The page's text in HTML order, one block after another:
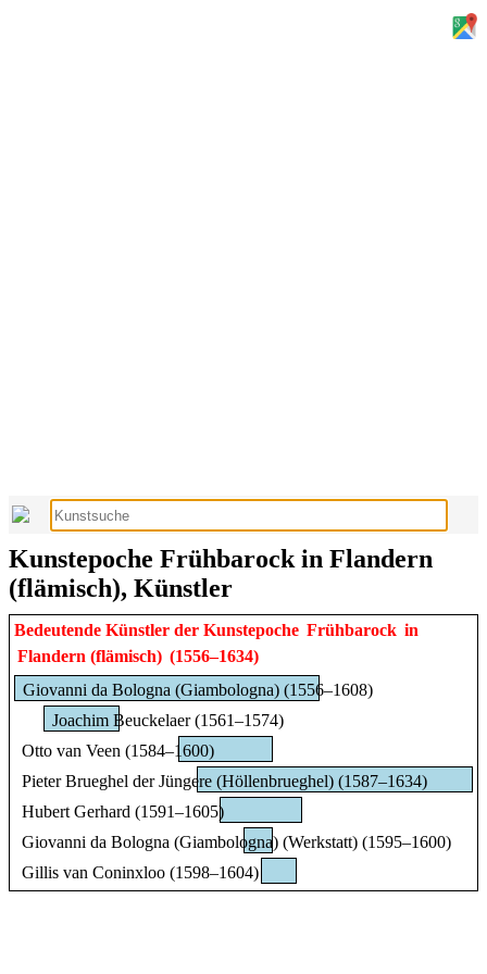
Kunstepoche Frühbarock in Flandern
(flämisch), Künstler
Bedeutende Künstler der Kunstepoche Frühbarock in
Flandern (flämisch) (1556–1634)
Giovanni da Bologna (Giambologna) (1556–1608)
Joachim Beuckelaer (1561–1574)
Otto van Veen (1584–1600)
Pieter Brueghel der Jüngere (Höllenbrueghel) (1587–1634)
Hubert Gerhard (1591–1605)
Giovanni da Bologna (Giambologna) (Werkstatt) (1595–1600)
Gillis van Coninxloo (1598–1604)